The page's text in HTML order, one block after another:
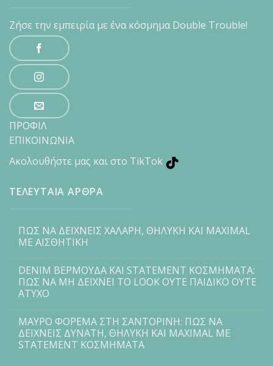
Ζήσε την εμπειρία με ένα κόσμημα Double Trouble!
ΠΡΟΦΙΛ
ΕΠΙΚΟΙΝΩΝΙΑ
Ακολουθήστε μας και στο TikTok
ΤΕΛΕΥΤΑΙΑ ΑΡΘΡΑ
ΠΩΣ ΝΑ ΔΕΙΧΝΕΙΣ ΧΑΛΑΡΗ, ΘΗΛΥΚΗ ΚΑΙ MAXIMAL
ΜΕ ΑΙΣΘΗΤΙΚΗ
DENIM ΒΕΡΜΟΥΔΑ ΚΑΙ STATEMENT ΚΟΣΜΗΜΑΤΑ:
ΠΩΣ ΝΑ ΜΗ ΔΕΙΧΝΕΙ ΤΟ LOOK ΟΥΤΕ ΠΑΙΔΙΚΟ ΟΥΤΕ
ΑΤΥΧΟ
ΜΑΥΡΟ ΦΟΡΕΜΑ ΣΤΗ ΣΑΝΤΟΡΙΝΗ: ΠΩΣ ΝΑ
ΔΕΙΧΝΕΙΣ ΔΥΝΑΤΗ, ΘΗΛΥΚΗ ΚΑΙ MAXIMAL ΜΕ
STATEMENT ΚΟΣΜΗΜΑΤΑ